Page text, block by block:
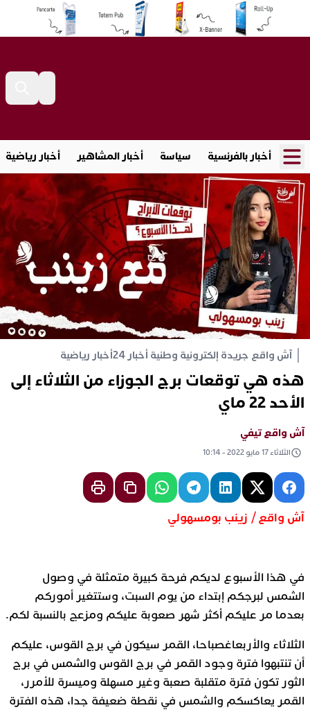
أخبار بالفرنسية سياسة أخبار المشاهير أخبار رياضية
آش واقع جريدة إلكترونية وطنية أخبار 24 أخبار رياضية
هذه هي توقعات برج الجوزاء من الثلاثاء إلى
الأحد 22 ماي
آش واقع تيفي
الثلاثاء 17 مايو 2022 - 10:14
آش واقع / زينب بومسهولي
في هذا الأسبوع لديكم فرحة كبيرة متمثلة في وصول
الشمس لبرجكم إبتداء من يوم السبت، وستتغير أموركم
بعدما مر عليكم أكثر شهر صعوبة عليكم ومزعج بالنسبة لكم.
الثلاثاء والأربعاغصباحا، القمر سيكون في برج القوس، عليكم
أن تنتبهوا فترة وجود القمر في برج القوس والشمس في برج
الثور تكون فترة متقلبة صعبة وغير مسهلة وميسرة للأمرر،
القمر يعاكسكم والشمس في نقطة ضعيفة جدا، هذه الفترة